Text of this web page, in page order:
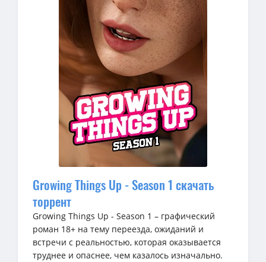
Growing Things Up - Season 1 скачать
торрент
Growing Things Up - Season 1 – графический
роман 18+ на тему переезда, ожиданий и
встречи с реальностью, которая оказывается
труднее и опаснее, чем казалось изначально.